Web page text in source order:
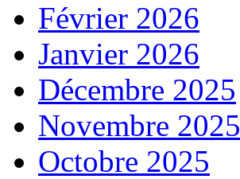
Février 2026
Janvier 2026
Décembre 2025
Novembre 2025
Octobre 2025